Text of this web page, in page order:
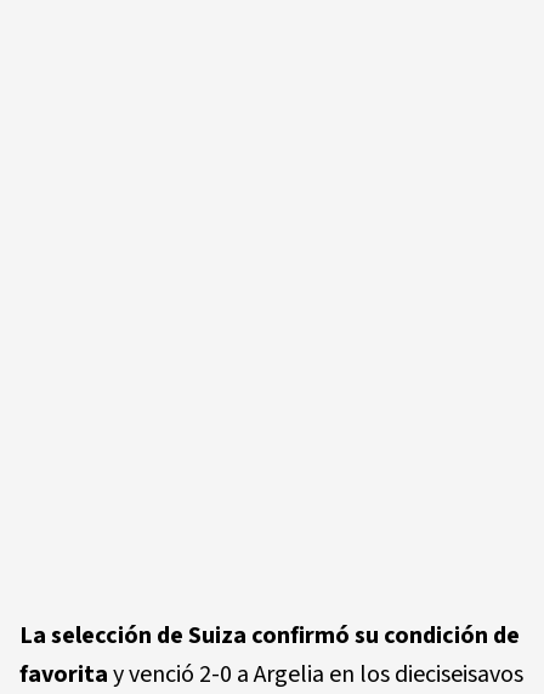
La selección de Suiza confirmó su condición de
favoritay venció 2-0 a Argelia en los dieciseisavos